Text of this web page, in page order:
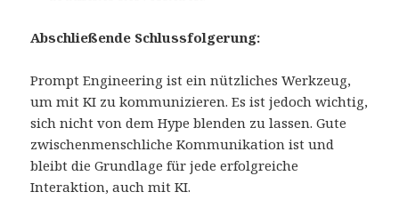
Abschließende Schlussfolgerung:
Prompt Engineering ist ein nützliches Werkzeug,
um mit KI zu kommunizieren. Es ist jedoch wichtig,
sich nicht von dem Hype blenden zu lassen. Gute
zwischenmenschliche Kommunikation ist und
bleibt die Grundlage für jede erfolgreiche
Interaktion, auch mit KI.